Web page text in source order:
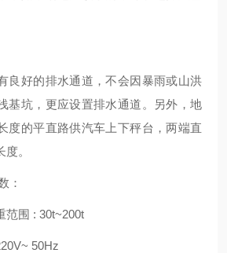
良好的排水通道，不会因暴雨或山洪
基坑，更应设置排水通道。另外，地
度的平直路供汽车上下秤台，两端直
。
：
范围 : 30t~200t
50Hz